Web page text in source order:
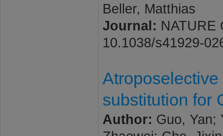
Beller, Matthias
Journal: NATURE
10.1038/s41929-
substitution for
Author: Guo, Yan;